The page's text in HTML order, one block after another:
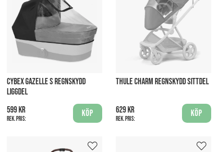
CYBEX GAZELLE S REGNSKYDD
LIGGDEL
599 kr
Rek. pris:
Köp
THULE CHARM REGNSKYDD SITTDEL
629 kr
Rek. pris:
Köp